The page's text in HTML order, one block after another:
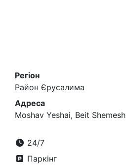
Регіон
Район Єрусалима
Адреса
Moshav Yeshai, Beit Shemesh
24/7
Паркінг